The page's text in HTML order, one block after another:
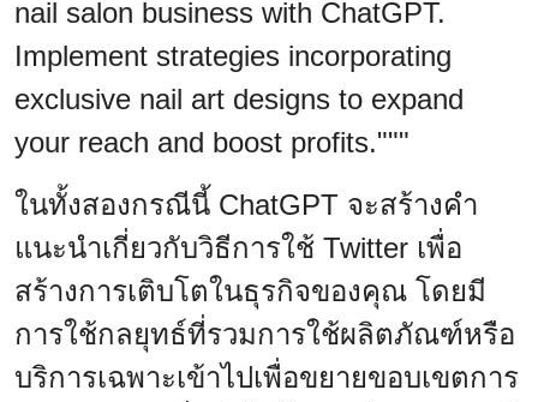
nail salon business with ChatGPT.
Implement strategies incorporating
exclusive nail art designs to expand
your reach and boost profits."""
ในทั้งสองกรณีนี้ ChatGPT จะสร้างคำ
แนะนำเกี่ยวกับวิธีการใช้ Twitter เพื่อ
สร้างการเติบโตในธุรกิจของคุณ โดยมี
การใช้กลยุทธ์ที่รวมการใช้ผลิตภัณฑ์หรือ
บริการเฉพาะเข้าไปเพื่อขยายขอบเขตการ